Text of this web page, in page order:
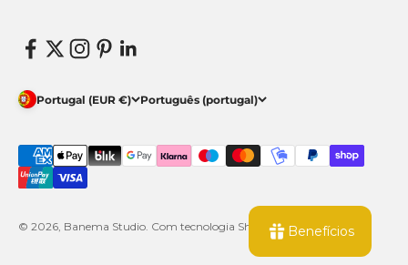
Portugal (EUR €) Português (portugal)
© 2026, Banema Studio. Com tecnologia Shopify Benefícios